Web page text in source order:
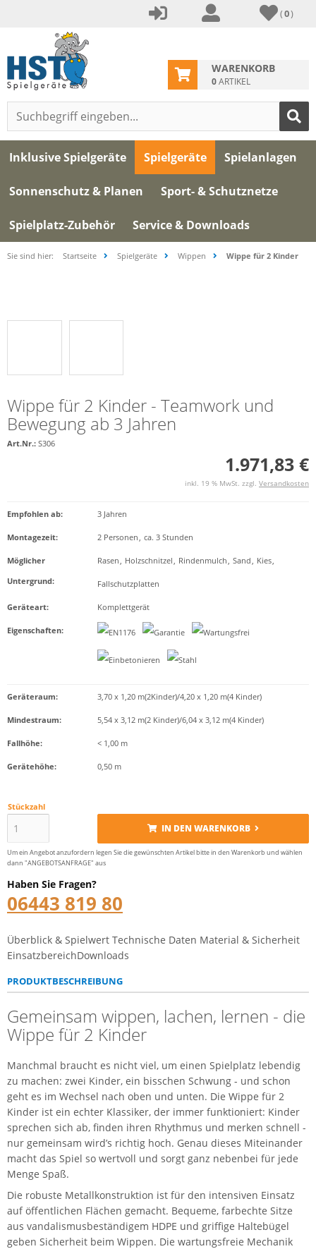
(0)
WARENKORB
0ARTIKEL
Inklusive Spielgeräte Spielgeräte Spielanlagen
Sonnenschutz & Planen Sport- & Schutznetze
Spielplatz-Zubehör Service & Downloads
Sie sind hier: Startseite Spielgeräte Wippen Wippe für 2 Kinder
Wippe für 2 Kinder - Teamwork und
Bewegung ab 3 Jahren
Art.Nr.: S306
1.971,83 €
inkl. 19 % MwSt. zzgl. Versandkosten
Empfohlen ab: 3 Jahren
Montagezeit: 2 Personen ca. 3 Stunden
Möglicher
Untergrund:
Rasen Holzschnitzel Rindenmulch Sand Kies
Fallschutzplatten
Geräteart: Komplettgerät
Eigenschaften:
Geräteraum: 3,70 x 1,20 m(2Kinder)/4,20 x 1,20 m(4 Kinder)
Mindestraum: 5,54 x 3,12 m(2 Kinder)/6,04 x 3,12 m(4 Kinder)
Fallhöhe: < 1,00 m
Gerätehöhe: 0,50 m
Stückzahl
IN DEN WARENKORB
Um ein Angebot anzufordern legen Sie die gewünschten Artikel bitte in den Warenkorb und wählen
dann "ANGEBOTSANFRAGE" aus
Haben Sie Fragen?
06443 819 80
Überblick & Spielwert Technische Daten Material & Sicherheit
EinsatzbereichDownloads
PRODUKTBESCHREIBUNG
Gemeinsam wippen, lachen, lernen - die
Wippe für 2 Kinder
Manchmal braucht es nicht viel, um einen Spielplatz lebendig
zu machen: zwei Kinder, ein bisschen Schwung - und schon
geht es im Wechsel nach oben und unten. Die Wippe für 2
Kinder ist ein echter Klassiker, der immer funktioniert: Kinder
sprechen sich ab, finden ihren Rhythmus und merken schnell -
nur gemeinsam wird’s richtig hoch. Genau dieses Miteinander
macht das Spiel so wertvoll und sorgt ganz nebenbei für jede
Menge Spaß.
Die robuste Metallkonstruktion ist für den intensiven Einsatz
auf öffentlichen Flächen gemacht. Bequeme, farbechte Sitze
aus vandalismusbeständigem HDPE und griffige Haltebügel
geben Sicherheit beim Wippen. Die wartungsfreie Mechanik